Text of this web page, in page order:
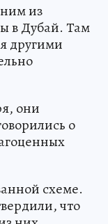
из
в Дубай. Там
другими
они
о
схеме.
что